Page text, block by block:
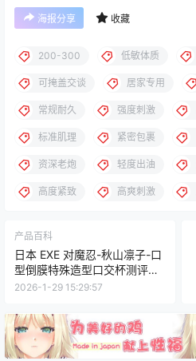
海报分享 收藏
200-300 低敏体质
可掩盖交谈 居家专用
常规耐久 强度刺激
标准肌理 紧密包裹
资深老炮 轻度出油
高度紧致 高爽刺激
产品百科
日本 EXE 对魔忍-秋山凛子-口
型倒膜特殊造型口交杯测评报
告
2026-1-29 15:29:57